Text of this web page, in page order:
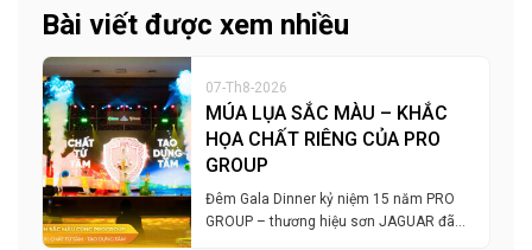
Bài viết được xem nhiều
07-Th8-2026
MÚA LỤA SẮC MÀU – KHẮC
HỌA CHẤT RIÊNG CỦA PRO
GROUP
Đêm Gala Dinner kỷ niệm 15 năm PRO
GROUP – thương hiệu sơn JAGUAR đã…